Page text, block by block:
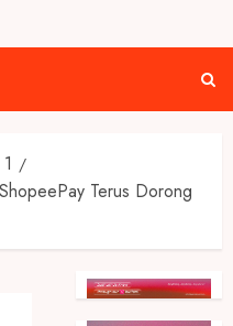
1
Terus Dorong